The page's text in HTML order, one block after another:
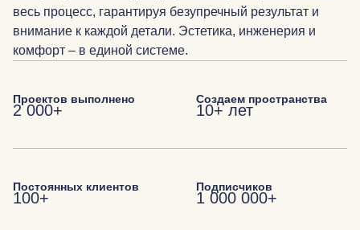
весь процесс, гарантируя безупречный результат и
внимание к каждой детали. Эстетика, инженерия и
комфорт – в единой системе.
Проектов выполнено
2 000+
Создаем пространства
10+ лет
Постоянных клиентов
100+
Подписчиков
1 000 000+